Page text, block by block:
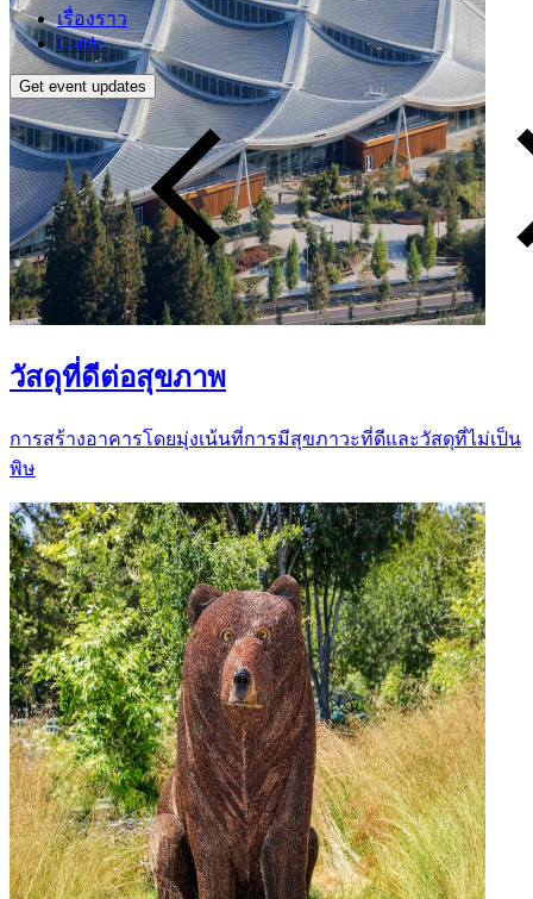
เรื่องราว
Guide
Get event updates
วัสดุที่ดีต่อสุขภาพ
การสร้างอาคารโดยมุ่งเน้นที่การมีสุขภาวะที่ดีและวัสดุที่ไม่เป็น
พิษ